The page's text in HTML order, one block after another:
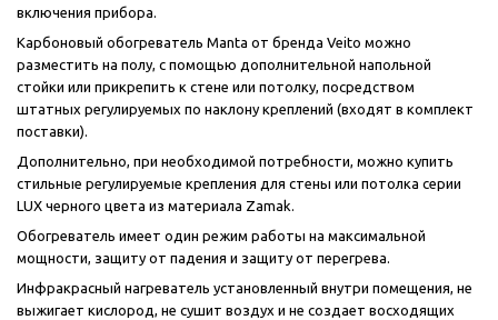
включения прибора.
Карбоновый обогреватель Manta от бренда Veito можно
разместить на полу, с помощью дополнительной напольной
стойки или прикрепить к стене или потолку, посредством
штатных регулируемых по наклону креплений (входят в комплект
поставки).
Дополнительно, при необходимой потребности, можно купить
стильные регулируемые крепления для стены или потолка серии
LUX черного цвета из материала Zamak.
Обогреватель имеет один режим работы на максимальной
мощности, защиту от падения и защиту от перегрева.
Инфракрасный нагреватель установленный внутри помещения, не
выжигает кислород, не сушит воздух и не создает восходящих